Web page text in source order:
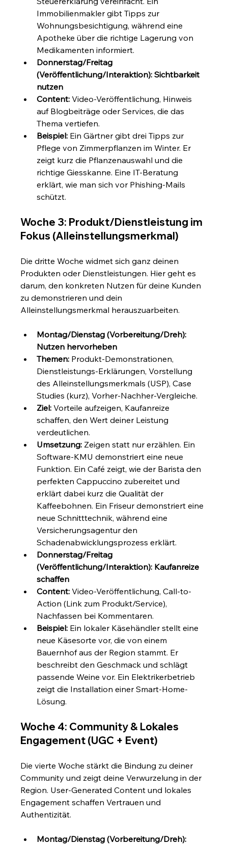
Immobilienmakler gibt Tipps zur
Wohnungsbesichtigung, während eine
Apotheke über die richtige Lagerung von
Medikamenten informiert.
Donnerstag/Freitag
(Veröffentlichung/Interaktion): Sichtbarkeit
nutzen
Content: Video-Veröffentlichung, Hinweis
auf Blogbeiträge oder Services, die das
Thema vertiefen.
Beispiel: Ein Gärtner gibt drei Tipps zur
Pflege von Zimmerpflanzen im Winter. Er
zeigt kurz die Pflanzenauswahl und die
richtige Giesskanne. Eine IT-Beratung
erklärt, wie man sich vor Phishing-Mails
schützt.
Woche 3: Produkt/Dienstleistung im
Fokus (Alleinstellungsmerkmal)
Die dritte Woche widmet sich ganz deinen
Produkten oder Dienstleistungen. Hier geht es
darum, den konkreten Nutzen für deine Kunden
zu demonstrieren und dein
Alleinstellungsmerkmal herauszuarbeiten.
Montag/Dienstag (Vorbereitung/Dreh):
Nutzen hervorheben
Themen: Produkt-Demonstrationen,
Dienstleistungs-Erklärungen, Vorstellung
des Alleinstellungsmerkmals (USP), Case
Studies (kurz), Vorher-Nachher-Vergleiche.
Ziel: Vorteile aufzeigen, Kaufanreize
schaffen, den Wert deiner Leistung
verdeutlichen.
Umsetzung: Zeigen statt nur erzählen. Ein
Software-KMU demonstriert eine neue
Funktion. Ein Café zeigt, wie der Barista den
perfekten Cappuccino zubereitet und
erklärt dabei kurz die Qualität der
Kaffeebohnen. Ein Friseur demonstriert eine
neue Schnitttechnik, während eine
Versicherungsagentur den
Schadenabwicklungsprozess erklärt.
Donnerstag/Freitag
(Veröffentlichung/Interaktion): Kaufanreize
schaffen
Content: Video-Veröffentlichung, Call-to-
Action (Link zum Produkt/Service),
Nachfassen bei Kommentaren.
Beispiel: Ein lokaler Käsehändler stellt eine
neue Käsesorte vor, die von einem
Bauernhof aus der Region stammt. Er
beschreibt den Geschmack und schlägt
passende Weine vor. Ein Elektrikerbetrieb
zeigt die Installation einer Smart-Home-
Lösung.
Woche 4: Community & Lokales
Engagement (UGC + Event)
Die vierte Woche stärkt die Bindung zu deiner
Community und zeigt deine Verwurzelung in der
Region. User-Generated Content und lokales
Engagement schaffen Vertrauen und
Authentizität.
Montag/Dienstag (Vorbereitung/Dreh):